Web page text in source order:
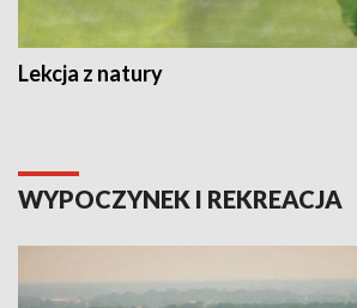
Lekcja z natury
WYPOCZYNEK I REKREACJA